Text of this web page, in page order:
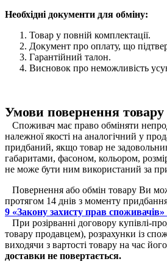
Необхідні документи для обміну:
Товар у повній комплектації.
Документ про оплату, що
Гарантійний талон.
Висновок про неможливість
Умови повернення товару
Споживач має право обміняти
належної якості на аналогічний у
придбаний, якщо товар не
габаритами, фасоном, кольором,
не може бути ним використаний за
Повернення або обмін товару Ви
протягом 14 днів з моменту придбання
9 «Закону захисту прав споживачів»
При розірванні договору купівлі-
товару продавцем), розрахунки із
виходячи з вартості товару на час його
доставки не повертається.